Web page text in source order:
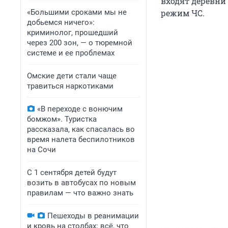
«Большими сроками мы не
добьемся ничего»:
криминолог, прошедший
через 200 зон, — о тюремной
системе и ее проблемах
Омские дети стали чаще
травиться наркотиками
«В переходе с вонючим
бомжом». Туристка
рассказала, как спасалась во
время налета беспилотников
на Сочи
С 1 сентября детей будут
возить в автобусах по новым
правилам — что важно знать
Пешеходы в реанимации
и кровь на столбах: всё, что
режим ЧС.